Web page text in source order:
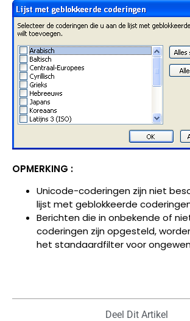
OPMERKING :
Unicode-coderingen zijn niet
lijst met geblokkeerde
Berichten die in onbekende of
coderingen zijn opgesteld,
het standaardfilter voor
Deel Dit Artikel